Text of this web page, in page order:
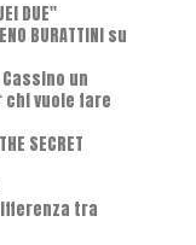
DUE"
BURATTINI su
un
vuole fare
SECRET
tra